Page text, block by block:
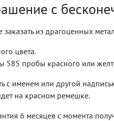
с
из драгоценных
цвета.
пробы красного или
с именем или другой
на красном ремешке.
6 месяцев с момента